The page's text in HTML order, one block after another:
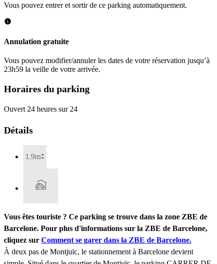
Vous pouvez entrer et sortir de ce parking automatiquement.
Annulation gratuite
Vous pouvez modifier/annuler les dates de votre réservation jusqu’à
23h59 la veille de votre arrivée.
Horaires du parking
Ouvert 24 heures sur 24
Détails
1.9m
Vous êtes touriste ? Ce parking se trouve dans la zone ZBE de
Barcelone. Pour plus d'informations sur la ZBE de Barcelone,
cliquez sur Comment se garer dans la ZBE de Barcelone.
À deux pas de Montjuïc, le stationnement à Barcelone devient